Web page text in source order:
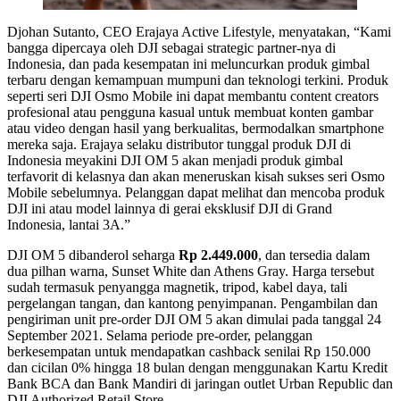
Djohan Sutanto, CEO Erajaya Active Lifestyle, menyatakan, “Kami
bangga dipercaya oleh DJI sebagai strategic partner-nya di
Indonesia, dan pada kesempatan ini meluncurkan produk gimbal
terbaru dengan kemampuan mumpuni dan teknologi terkini. Produk
seperti seri DJI Osmo Mobile ini dapat membantu content creators
profesional atau pengguna kasual untuk membuat konten gambar
atau video dengan hasil yang berkualitas, bermodalkan smartphone
mereka saja. Erajaya selaku distributor tunggal produk DJI di
Indonesia meyakini DJI OM 5 akan menjadi produk gimbal
terfavorit di kelasnya dan akan meneruskan kisah sukses seri Osmo
Mobile sebelumnya. Pelanggan dapat melihat dan mencoba produk
DJI ini atau model lainnya di gerai eksklusif DJI di Grand
Indonesia, lantai 3A.”
DJI OM 5 dibanderol seharga Rp 2.449.000, dan tersedia dalam
dua pilhan warna, Sunset White dan Athens Gray. Harga tersebut
sudah termasuk penyangga magnetik, tripod, kabel daya, tali
pergelangan tangan, dan kantong penyimpanan. Pengambilan dan
pengiriman unit pre-order DJI OM 5 akan dimulai pada tanggal 24
September 2021. Selama periode pre-order, pelanggan
berkesempatan untuk mendapatkan cashback senilai Rp 150.000
dan cicilan 0% hingga 18 bulan dengan menggunakan Kartu Kredit
Bank BCA dan Bank Mandiri di jaringan outlet Urban Republic dan